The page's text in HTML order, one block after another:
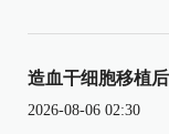
造血干细胞移植
2026-08-06 02:30